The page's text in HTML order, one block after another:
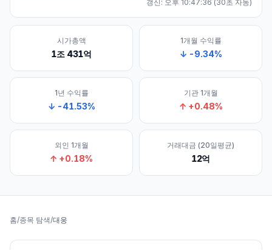
갱신: 오후 10:47:36 (30초 자동)
시가총액
1조 431억
1개월 수익률
↓ -9.34%
1년 수익률
↓ -41.53%
기관 1개월
↑ +0.48%
외인 1개월
↑ +0.18%
거래대금 (20일평균)
12억
홈/종목 탐색/대웅